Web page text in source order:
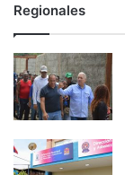
Regionales